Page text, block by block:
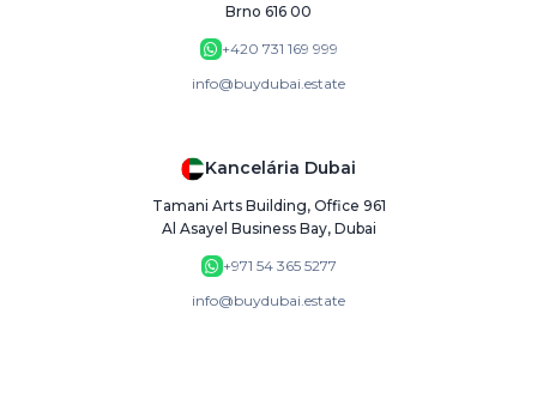
Brno 616 00
+420 731 169 999
info@buydubai.estate
Kancelária Dubai
Tamani Arts Building, Office 961
Al Asayel Business Bay, Dubai
+971 54 365 5277
info@buydubai.estate